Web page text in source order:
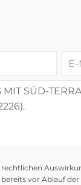
rechtlichen
vor Ablauf